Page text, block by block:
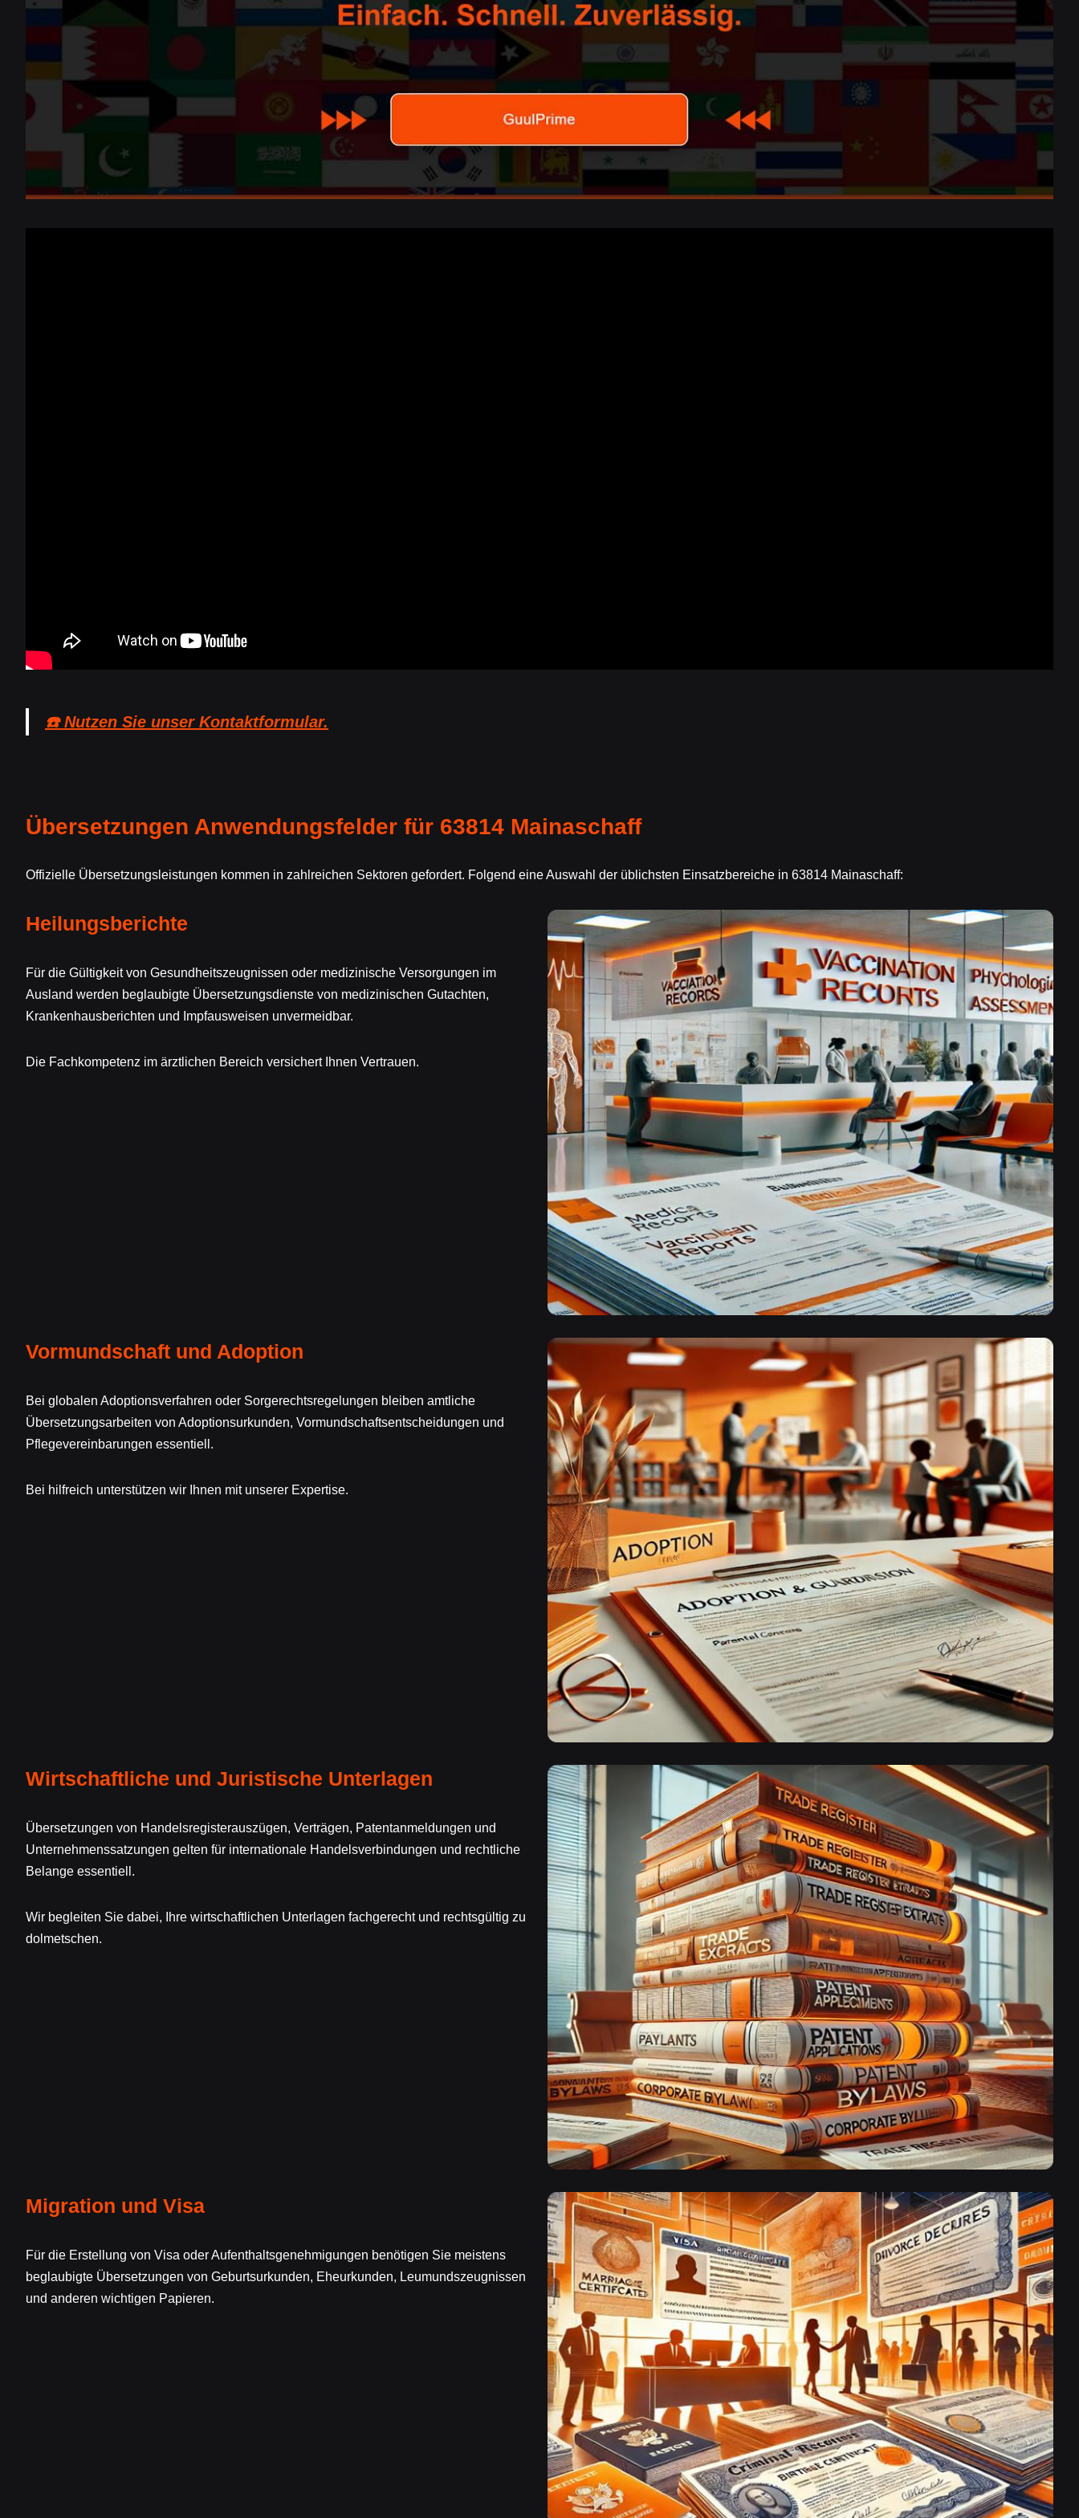
☎️ Nutzen Sie unser Kontaktformular.
Übersetzungen Anwendungsfelder für 63814 Mainaschaff
Offizielle Übersetzungsleistungen kommen in zahlreichen Sektoren gefordert. Folgend eine Auswahl der üblichsten Einsatzbereiche in 63814 Mainaschaff:
Heilungsberichte
Für die Gültigkeit von Gesundheitszeugnissen oder medizinische Versorgungen im
Ausland werden beglaubigte Übersetzungsdienste von medizinischen Gutachten,
Krankenhausberichten und Impfausweisen unvermeidbar.
Die Fachkompetenz im ärztlichen Bereich versichert Ihnen Vertrauen.
Vormundschaft und Adoption
Bei globalen Adoptionsverfahren oder Sorgerechtsregelungen bleiben amtliche
Übersetzungsarbeiten von Adoptionsurkunden, Vormundschaftsentscheidungen und
Pflegevereinbarungen essentiell.
Bei hilfreich unterstützen wir Ihnen mit unserer Expertise.
Wirtschaftliche und Juristische Unterlagen
Übersetzungen von Handelsregisterauszügen, Verträgen, Patentanmeldungen und
Unternehmenssatzungen gelten für internationale Handelsverbindungen und rechtliche
Belange essentiell.
Wir begleiten Sie dabei, Ihre wirtschaftlichen Unterlagen fachgerecht und rechtsgültig zu
dolmetschen.
Migration und Visa
Für die Erstellung von Visa oder Aufenthaltsgenehmigungen benötigen Sie meistens
beglaubigte Übersetzungen von Geburtsurkunden, Eheurkunden, Leumundszeugnissen
und anderen wichtigen Papieren.